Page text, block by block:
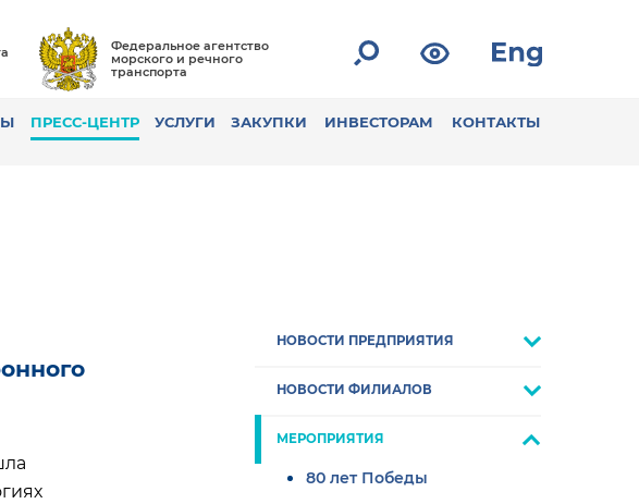
Федеральное агентство
морского и речного
транспорта
ПРЕСС-ЦЕНТР УСЛУГИ ЗАКУПКИ ИНВЕСТОРАМ КОНТАКТЫ
НОВОСТИ ПРЕДПРИЯТИЯ
НОВОСТИ ФИЛИАЛОВ
МЕРОПРИЯТИЯ
80 лет Победы